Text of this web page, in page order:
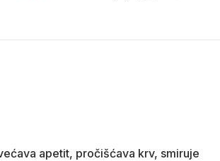
apetit, pročišćava krv, smiruje